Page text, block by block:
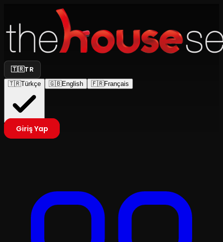
🇹🇷TR
🇹🇷Türkçe 🇬🇧English 🇫🇷Français
Giriş Yap